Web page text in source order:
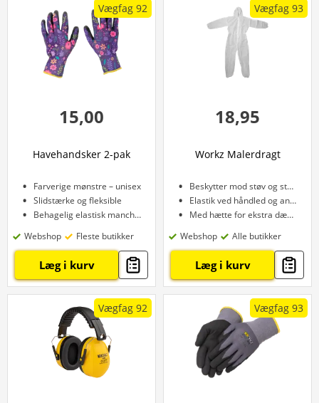
Vægfag 92
15,00
Havehandsker 2-pak
Farverige mønstre – unisex
Slidstærke og fleksible
Behagelig elastisk manchet
Webshop
Fleste butikker
Læg i kurv
Vægfag 93
18,95
Workz Malerdragt
Beskytter mod støv og stænk
Elastik ved håndled og ankler
Med hætte for ekstra dækning
Webshop
Alle butikker
Læg i kurv
Vægfag 92 Vægfag 93